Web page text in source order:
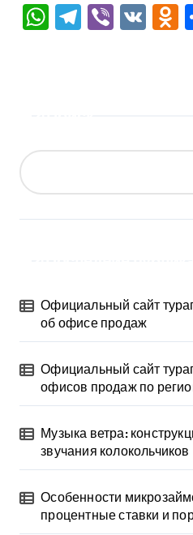
WhatsApp
Telegram
Viber
VK
Официальный сайт
об офисе продаж
Официальный сайт
офисов продаж по
Музыка ветра:
звучания колокольчиков
Особенности
процентные ставки и